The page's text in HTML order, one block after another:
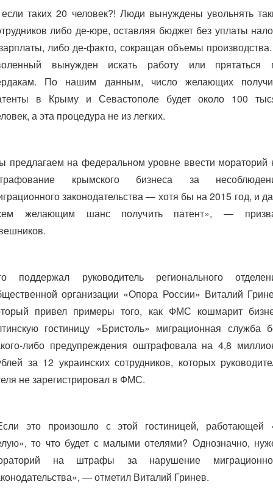
таких 20 человек?! Люди вынуждены увольнять
либо де-юре, оставляя бюджет без уплаты
либо де-факто, сокращая объемы
вынужден искать работу или прятаться
По нашим данным, число желающих
в Крыму и Севастополе будет около 100
а эта процедура не из легких.
предлагаем на федеральном уровне ввести мораторий
крымского бизнеса за
законодательства — хотя бы на 2015 год, и
желающим шанс получить патент», —
поддержал руководитель регионального
организации «Опора России» Виталий
привел примеры того, как ФМС кошмарит
гостиницу «Бристоль» миграционная служба
либо предупреждения оштрафовала на 4,8
за 12 украинских сотрудников, которых
не зарегистрировал в ФМС.
это произошло с этой гостиницей, работающей
то что будет с малыми отелями? Однозначно,
на штрафы за нарушение
— отметил Виталий Гринев.